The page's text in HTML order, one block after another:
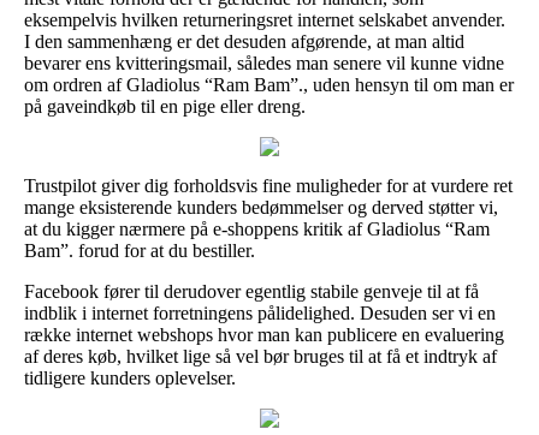
eksempelvis hvilken returneringsret internet selskabet anvender.
I den sammenhæng er det desuden afgørende, at man altid
bevarer ens kvitteringsmail, således man senere vil kunne vidne
om ordren af Gladiolus “Ram Bam”., uden hensyn til om man er
på gaveindkøb til en pige eller dreng.
Trustpilot giver dig forholdsvis fine muligheder for at vurdere ret
mange eksisterende kunders bedømmelser og derved støtter vi,
at du kigger nærmere på e-shoppens kritik af Gladiolus “Ram
Bam”. forud for at du bestiller.
Facebook fører til derudover egentlig stabile genveje til at få
indblik i internet forretningens pålidelighed. Desuden ser vi en
række internet webshops hvor man kan publicere en evaluering
af deres køb, hvilket lige så vel bør bruges til at få et indtryk af
tidligere kunders oplevelser.